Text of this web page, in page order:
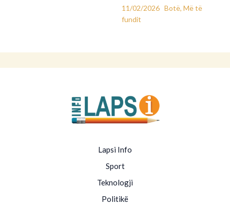
11/02/2026 Botë, Më të
fundit
Lapsi Info
Sport
Teknologji
Politikë